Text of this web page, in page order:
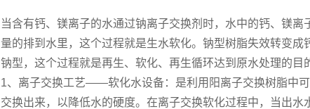
当含有钙、镁离子的水通过钠离子交换剂时，水中的钙、镁
量的排到水里，这个过程就是生水软化。钠型树脂失效转变
钠型，这个过程就是再生、软化、再生循环达到原水处理的目
1、离子交换工艺——软化水设备：是利用阳离子交换树脂中
交换出来，以降低水的硬度。在离子交换软化过程中，当出